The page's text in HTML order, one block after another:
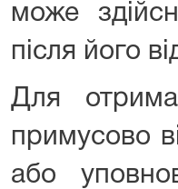
може
після його
Для
примусово
або